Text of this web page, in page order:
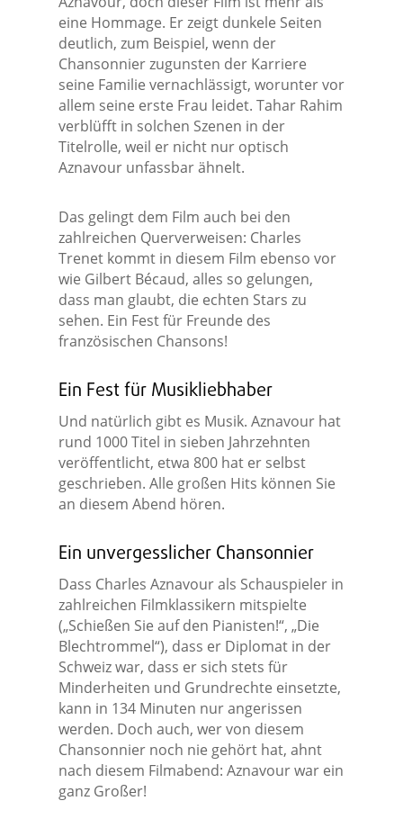
eine Hommage. Er zeigt dunkele Seiten
deutlich, zum Beispiel, wenn der
Chansonnier zugunsten der Karriere
seine Familie vernachlässigt, worunter vor
allem seine erste Frau leidet. Tahar Rahim
verblüfft in solchen Szenen in der
Titelrolle, weil er nicht nur optisch
Aznavour unfassbar ähnelt.
Das gelingt dem Film auch bei den
zahlreichen Querverweisen: Charles
Trenet kommt in diesem Film ebenso vor
wie Gilbert Bécaud, alles so gelungen,
dass man glaubt, die echten Stars zu
sehen. Ein Fest für Freunde des
französischen Chansons!
Ein Fest für Musikliebhaber
Und natürlich gibt es Musik. Aznavour hat
rund 1000 Titel in sieben Jahrzehnten
veröffentlicht, etwa 800 hat er selbst
geschrieben. Alle großen Hits können Sie
an diesem Abend hören.
Ein unvergesslicher Chansonnier
Dass Charles Aznavour als Schauspieler in
zahlreichen Filmklassikern mitspielte
(„Schießen Sie auf den Pianisten!“, „Die
Blechtrommel“), dass er Diplomat in der
Schweiz war, dass er sich stets für
Minderheiten und Grundrechte einsetzte,
kann in 134 Minuten nur angerissen
werden. Doch auch, wer von diesem
Chansonnier noch nie gehört hat, ahnt
nach diesem Filmabend: Aznavour war ein
ganz Großer!